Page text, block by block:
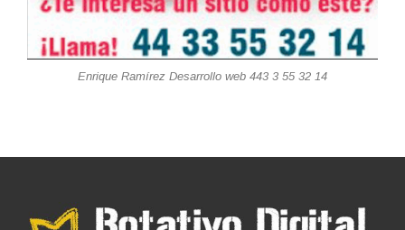
Enrique Ramírez Desarrollo web 443 3 55 32 14